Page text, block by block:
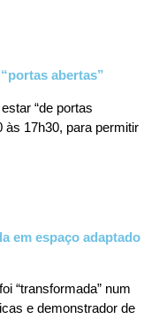
abertas”
“de portas
às 17h30, para permitir
em espaço adaptado
“transformada” num
e demonstrador de